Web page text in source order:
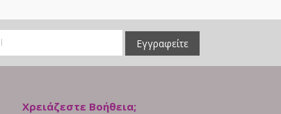
Εγγραφείτε
Χρειάζεστε Βοήθεια;